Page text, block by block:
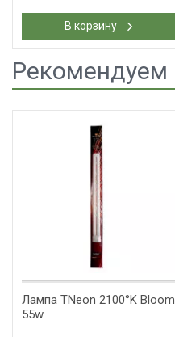
В корзину
Рекомендуем
Лампа TNeon 2100°K Bloom
55w